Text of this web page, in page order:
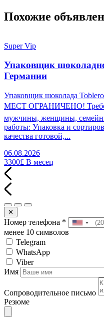
Похожие
Super Vip
Упаковщик
Германии
Упаковщик шоколада
МЕСТ ОГРАНИЧЕНО!
мужчины, женщины,
работы: Упаковка и
качества готовой,...
06.08.2026
3300£ В месец
✕
Номер телефона *
менее 10 символов
Telegram
WhatsApp
Viber
Имя
Сопроводительное письмо
Резюме